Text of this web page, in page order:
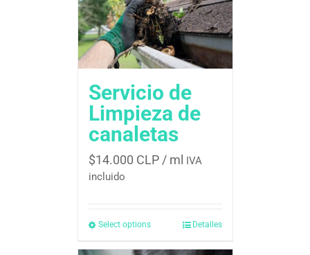
Servicio de
Limpieza de
canaletas
$14.000 CLP/ ml IVA
incluido
Select options Detalles